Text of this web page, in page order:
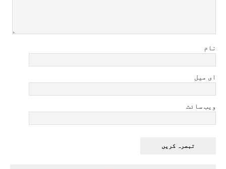
نام
ای میل
ویب سائٹ